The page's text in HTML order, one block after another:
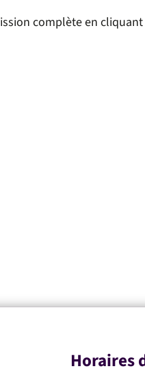
complète en cliquant
Horaires